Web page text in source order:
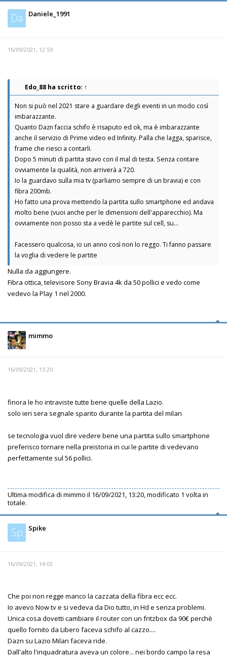
Da Daniele_1991
16/09/2021, 12:59
Edo_88 ha scritto: ↑
Non si può nel 2021 stare a guardare degli eventi in un modo così
imbarazzante.
Quanto Dazn faccia schifo è risaputo ed ok, ma è imbarazzante
anche il servizio di Prime video ed Infinity. Palla che lagga, sparisce,
frame che riesci a contarli.
Dopo 5 minuti di partita stavo con il mal di testa. Senza contare
ovviamente la qualità, non arriverà a 720.
Io la guardavo sulla mia tv (parliamo sempre di un bravia) e con
fibra 200mb.
Ho fatto una prova mettendo la partita sullo smartphone ed andava
molto bene (vuoi anche per le dimensioni dell'apparecchio). Ma
ovviamente non posso sta a vedè le partite sul cell, su...
Facessero qualcosa, io un anno così non lo reggo. Ti fanno passare
la voglia di vedere le partite
Nulla da aggiungere.
Fibra ottica, televisore Sony Bravia 4k da 50 pollici e vedo come
vedevo la Play 1 nel 2000.
mimmo
16/09/2021, 13:20
finora le ho intraviste tutte bene quelle della Lazio.
solo ieri sera segnale sparito durante la partita del milan
se tecnologia vuol dire vedere bene una partita sullo smartphone
preferisco tornare nella preistoria in cui le partite di vedevano
perfettamente sul 56 pollici.
Ultima modifica di mimmo il 16/09/2021, 13:20, modificato 1 volta in
totale.
Sp Spike
16/09/2021, 14:03
Che poi non regge manco la cazzata della fibra ecc ecc.
Io avevo Now tv e si vedeva da Dio tutto, in Hd e senza problemi.
Unica cosa dovetti cambiare il router con un fritzbox da 90€ perchè
quello fornito da Libero faceva schifo al cazzo....
Dazn su Lazio Milan faceva ride.
Dall'alto l'inquadratura aveva un colore... nei bordo campo la resa